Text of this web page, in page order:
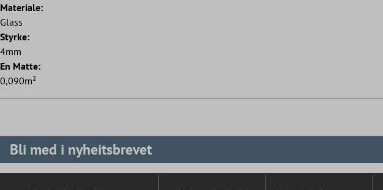
Materiale:
Glass
Styrke:
4mm
En Matte:
0,090m²
Bli med i nyheitsbrevet